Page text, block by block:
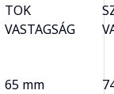
TOK
VASTAGSÁG
65 mm